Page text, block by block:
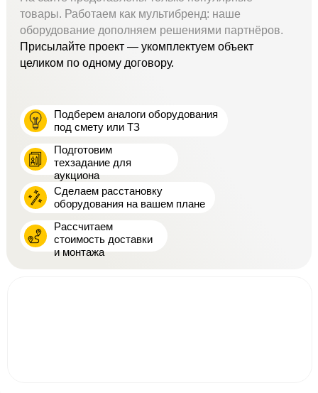
товары. Работаем как мультибренд: наше
оборудование дополняем решениями партнёров.
Присылайте проект — укомплектуем объект
целиком по одному договору.
Подберем аналоги оборудования
под смету или ТЗ
Подготовим
техзадание для
аукциона
Сделаем расстановку
оборудования на вашем плане
Рассчитаем
стоимость доставки
и монтажа